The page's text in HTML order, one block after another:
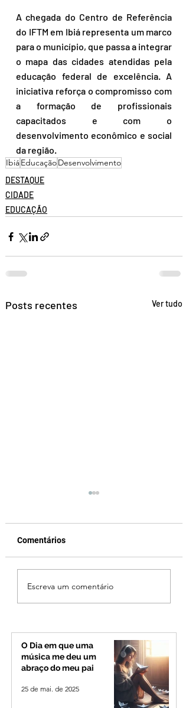
A chegada do Centro de Referência
do IFTM em Ibiá representa um marco
para o município, que passa a integrar
o mapa das cidades atendidas pela
educação federal de excelência. A
iniciativa reforça o compromisso com
a formação de profissionais
capacitados e com o
desenvolvimento econômico e social
da região.
IbiáEducaçãoDesenvolvimento
DESTAQUE
CIDADE
EDUCAÇÃO
Posts recentes Ver tudo
Criança de 2 anos
morre em capotamento
na Zona Rural de Ibiá
Comentários
Escreva um comentário
O Dia em que uma
música me deu um
abraço do meu pai
25 de mai. de 2025